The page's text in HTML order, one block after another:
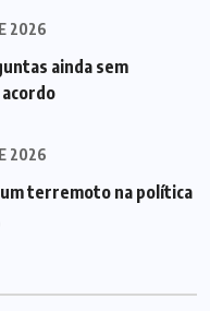
2026
ainda sem
2026
um terremoto na política